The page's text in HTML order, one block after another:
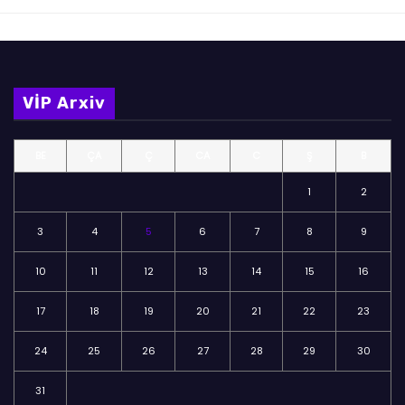
VİP Arxiv
1 2
3 4 5 6 7 8 9
10 11 12 13 14 15 16
17 18 19 20 21 22 23
24 25 26 27 28 29 30
31